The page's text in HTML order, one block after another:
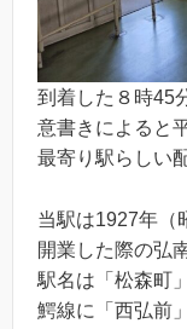
到着した８時45
意書きによると
最寄り駅らしい
当駅は1927年（
開業した際の弘
駅名は「松森町
鰐線に「西弘前